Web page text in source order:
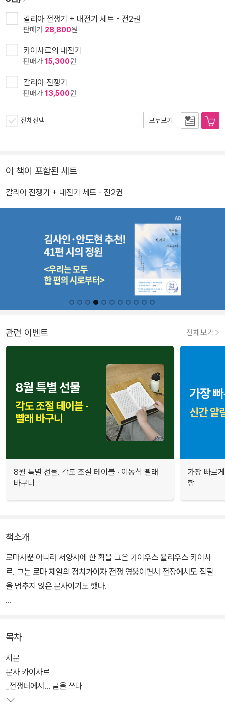
갈리아 전쟁기 + 내전기 세트 - 전2권
판매가 28,800원
카이사르의 내전기
판매가 15,300원
갈리아 전쟁기
판매가 13,500원
전체선택 모두보기
이 책이 포함된 세트
갈리아 전쟁기 + 내전기 세트 - 전2권
관련 이벤트 전체보기
8월 특별 선물. 각도 조절 테이블 · 이동식 빨래
바구니
가장 빠르
합
책소개
로마사뿐 아니라 서양사에 한 획을 그은 가이우스 율리우스 카이사
르. 그는 로마 제일의 정치가이자 전쟁 영웅이면서 전장에서도 집필
을 멈추지 않은 문사이기도 했다.
강을 건넘으로써 시작된 로마 내전을 기록한 <내전기> 단 두 권 뿐.
특히 <갈리아 전쟁기>는 격렬한 전투 상황에 대한 객관적이고 생동
감 있는 묘사로 전쟁 문학의 명저로 꼽히는 작품이다.
이 책에서 카이사르는 기원전 58년부터 51년까지 8년 동안 지금의
목차
서문
문사 카이사르
_전쟁터에서... 글을 쓰다